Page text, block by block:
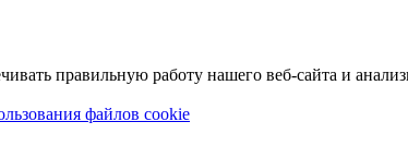
правильную работу нашего веб-сайта и
файлов cookie